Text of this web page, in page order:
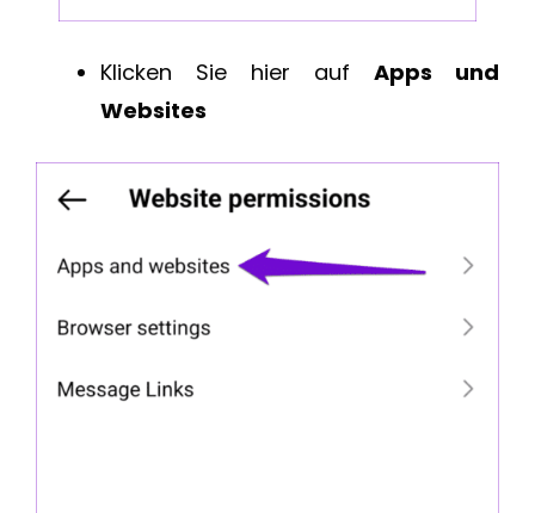
Klicken Sie hier auf Apps und
Websites